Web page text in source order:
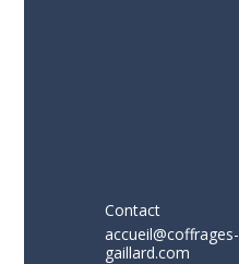
Contact
accueil@coffrages-
gaillard.com